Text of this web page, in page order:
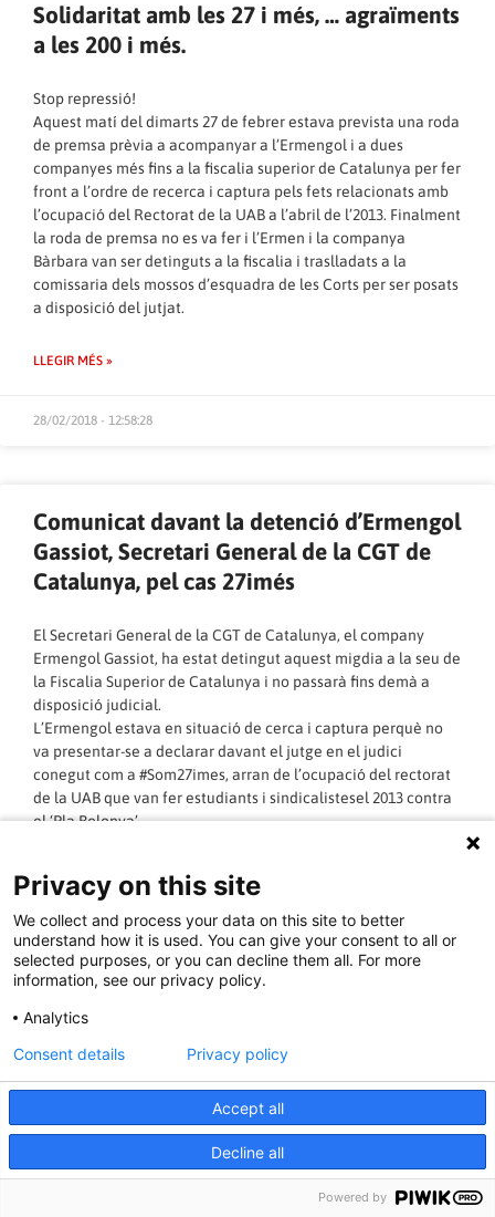
Solidaritat amb les 27 i més, … agraïments
a les 200 i més.
Stop repressió!
Aquest matí del dimarts 27 de febrer estava prevista una roda
de premsa prèvia a acompanyar a l’Ermengol i a dues
companyes més fins a la fiscalia superior de Catalunya per fer
front a l’ordre de recerca i captura pels fets relacionats amb
l’ocupació del Rectorat de la UAB a l’abril de l’2013. Finalment
la roda de premsa no es va fer i l’Ermen i la companya
Bàrbara van ser detinguts a la fiscalia i traslladats a la
comissaria dels mossos d’esquadra de les Corts per ser posats
a disposició del jutjat.
LLEGIR MÉS »
28/02/2018 - 12:58:28
Comunicat davant la detenció d’Ermengol
Gassiot, Secretari General de la CGT de
Catalunya, pel cas 27imés
El Secretari General de la CGT de Catalunya, el company
Ermengol Gassiot, ha estat detingut aquest migdia a la seu de
la Fiscalia Superior de Catalunya i no passarà fins demà a
disposició judicial.
L’Ermengol estava en situació de cerca i captura perquè no
va presentar-se a declarar davant el jutge en el judici
conegut com a #Som27imes, arran de l’ocupació del rectorat
de la UAB que van fer estudiants i sindicalistesel 2013 contra
el ‘Pla Bolonya’.
LLEGIR MÉS »
27/02/2018 - 17:40:29
Realitzada roda de premsa i concentració
a Terrassa el 26 de febrer en solidaritat
amb Ermengol Gassiot
Prop de 200 persones s’ha concentrat el dilluns 26 de febrer
davant de l’Ajuntament de Terrassa per assistir a la roda de
premsa convocada per Solidaritat Antirepressiva de Terrassa i
Privacy on this site
We collect and process your data on this site to better
understand how it is used. You can give your consent to all or
selected purposes, or you can decline them all. For more
information, see our privacy policy.
Analytics
Accept all
Decline all
Consent details Privacy policy
Powered by